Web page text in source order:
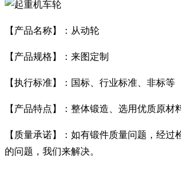
【产品名称】：从动轮
【产品规格】：来图定制
【执行标准】：国标、行业标准、非标等
【产品特点】：整体锻造、选用优质原材
【质量承诺】：如有锻件质量问题，经过
的问题，我们来解决。